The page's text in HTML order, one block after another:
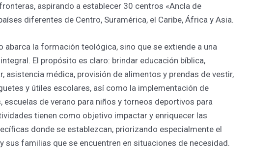
aspirando a establecer 30 centros «Ancla de
diferentes de Centro, Suramérica, el Caribe, África y Asia.
abarca la formación teológica, sino que se extiende a una
El propósito es claro: brindar educación bíblica,
asistencia médica, provisión de alimentos y prendas de vestir,
y útiles escolares, así como la implementación de
escuelas de verano para niños y torneos deportivos para
tienen como objetivo impactar y enriquecer las
donde se establezcan, priorizando especialmente el
sus familias que se encuentren en situaciones de necesidad.